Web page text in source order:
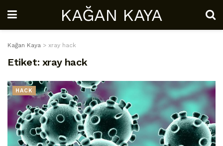
KAĞAN KAYA
Kağan Kaya > xray hack
Etiket: xray hack
HACK